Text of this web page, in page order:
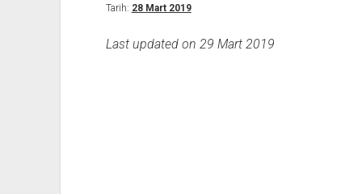
Tarih: 28 Mart 2019
Last updated on 29 Mart 2019